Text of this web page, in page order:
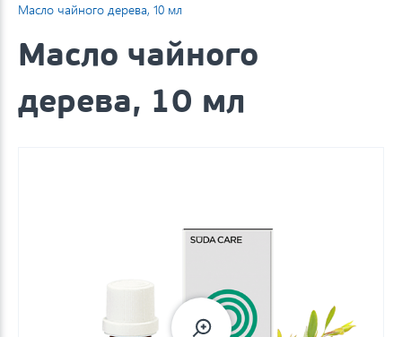
Масло чайного дерева, 10 мл
Масло чайного
дерева, 10 мл